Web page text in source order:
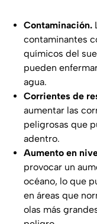
Contaminación.
contaminantes
químicos del
pueden
agua.
Corrientes de
aumentar las
peligrosas que
adentro.
Aumento en
provocar un
océano, lo que
en áreas que
olas más